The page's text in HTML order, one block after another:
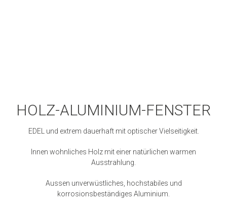
HOLZ-ALUMINIUM-FENSTER
EDEL und extrem dauerhaft mit optischer Vielseitigkeit.
Innen wohnliches Holz mit einer natürlichen warmen
Ausstrahlung.
Aussen unverwüstliches, hochstabiles und
korrosionsbeständiges Aluminium.